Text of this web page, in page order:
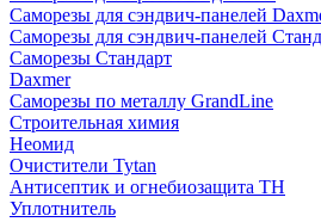
Саморезы для сэндвич-панелей
Саморезы для сэндвич-панелей
Саморезы Стандарт
Daxmer
Саморезы по металлу GrandLine
Строительная химия
Неомид
Очистители Tytan
Антисептик и огнебиозащита ТН
Уплотнитель